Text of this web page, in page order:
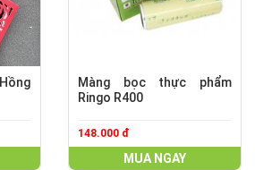
Màng bọc thực phẩm
Ringo R400
148.000 đ
MUA NGAY